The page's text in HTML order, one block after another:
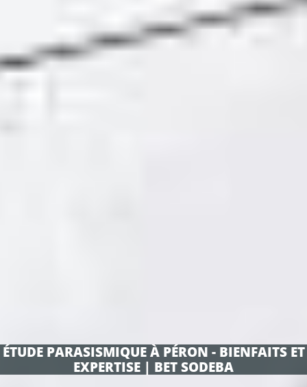
ÉTUDE PARASISMIQUE À PÉRON - BIENFAITS ET
EXPERTISE | BET SODEBA